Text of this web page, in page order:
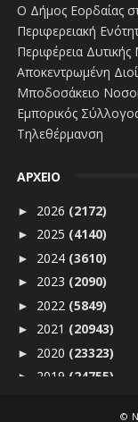
Ο Δήμος Εορδαίας
Περιφερειακή
Περιφέρεια
Αποκεντρωμένη
Μποδοσάκειο
Εμπορικός
Τηλεθέρμανση
ΑΡΧΕΙΟ
► 2026 (2172)
► 2025 (4140)
► 2024 (3610)
► 2023 (2090)
► 2022 (5849)
► 2021 (20943)
► 2020 (23323)
► 2019 (24755)
©